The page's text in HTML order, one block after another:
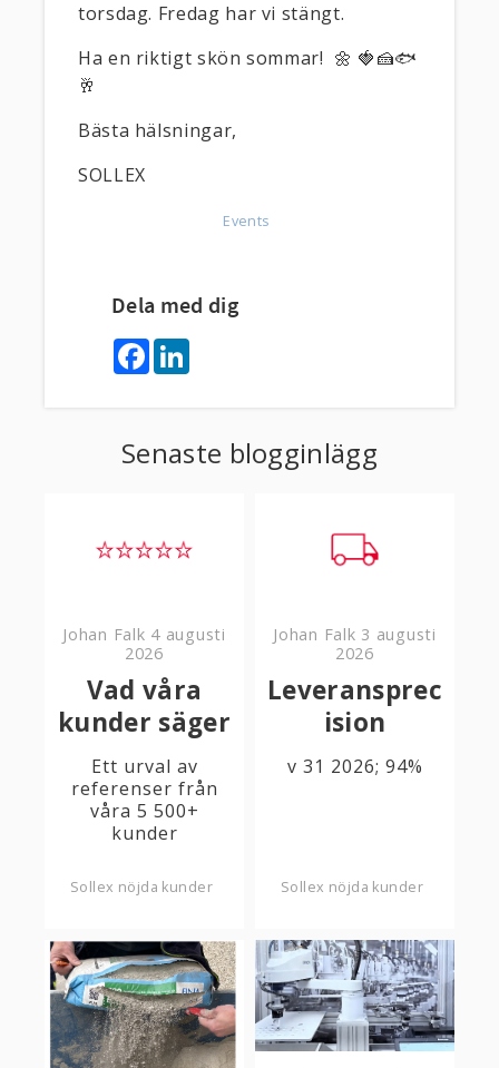
torsdag. Fredag har vi stängt.
Ha en riktigt skön sommar! 🌼 🍓🍰🐟
🥂
Bästa hälsningar,
SOLLEX
Events
Dela med dig
F
a
o I
Senaste blogginlägg
Johan Falk 4 augusti
2026
Vad våra
kunder säger
Ett urval av
referenser från
våra 5 500+
kunder
Sollex nöjda kunder
Johan Falk 3 augusti
2026
Leveransprec
ision
v 31 2026; 94%
Sollex nöjda kunder